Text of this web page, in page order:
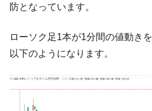
断
動」
『Money1』
中国だけが鉄鋼輸
『Money1』
韓国製造業「半導
種は全般的「不調」⇒ PSIが示す
防となっています。
ローソク足1本が1分間の値動き
以下のようになります。